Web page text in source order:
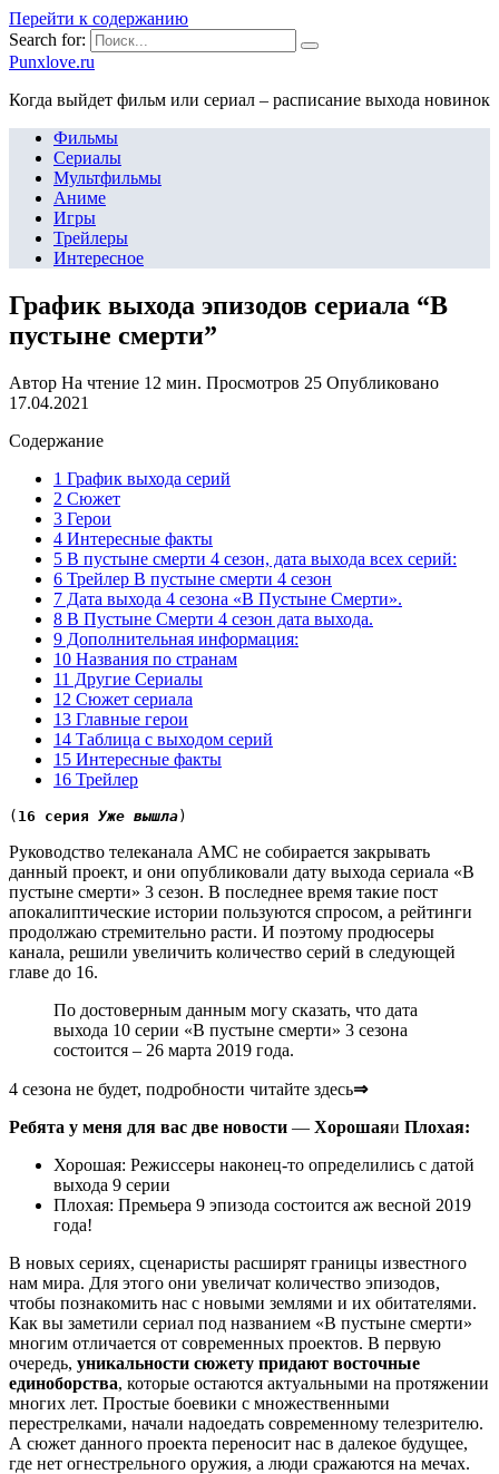
Перейти к содержанию
Search for:
Punxlove.ru
Когда выйдет фильм или сериал – расписание выхода новинок
Фильмы
Сериалы
Мультфильмы
Аниме
Игры
Трейлеры
Интересное
График выхода эпизодов сериала “В
пустыне смерти”
Автор На чтение 12 мин. Просмотров 25 Опубликовано
17.04.2021
Содержание
1 График выхода серий
2 Сюжет
3 Герои
4 Интересные факты
5 В пустыне смерти 4 сезон, дата выхода всех серий:
6 Трейлер В пустыне смерти 4 сезон
7 Дата выхода 4 сезона «В Пустыне Смерти».
8 В Пустыне Смерти 4 сезон дата выхода.
9 Дополнительная информация:
10 Названия по странам
11 Другие Сериалы
12 Сюжет сериала
13 Главные герои
14 Таблица с выходом серий
15 Интересные факты
16 Трейлер
( 16 серия Уже вышла)
Руководство телеканала AMC не собирается закрывать
данный проект, и они опубликовали дату выхода сериала «В
пустыне смерти» 3 сезон. В последнее время такие пост
апокалиптические истории пользуются спросом, а рейтинги
продолжаю стремительно расти. И поэтому продюсеры
канала, решили увеличить количество серий в следующей
главе до 16.
По достоверным данным могу сказать, что дата
выхода 10 серии «В пустыне смерти» 3 сезона
состоится – 26 марта 2019 года.
4 сезона не будет, подробности читайте здесь⇒
Ребята у меня для вас две новости — Хорошаяи Плохая:
Хорошая: Режиссеры наконец-то определились с датой
выхода 9 серии
Плохая: Премьера 9 эпизода состоится аж весной 2019
года!
В новых сериях, сценаристы расширят границы известного
нам мира. Для этого они увеличат количество эпизодов,
чтобы познакомить нас с новыми землями и их обитателями.
Как вы заметили сериал под названием «В пустыне смерти»
многим отличается от современных проектов. В первую
очередь, уникальности сюжету придают восточные
единоборства, которые остаются актуальными на протяжении
многих лет. Простые боевики с множественными
перестрелками, начали надоедать современному телезрителю.
А сюжет данного проекта переносит нас в далекое будущее,
где нет огнестрельного оружия, а люди сражаются на мечах.